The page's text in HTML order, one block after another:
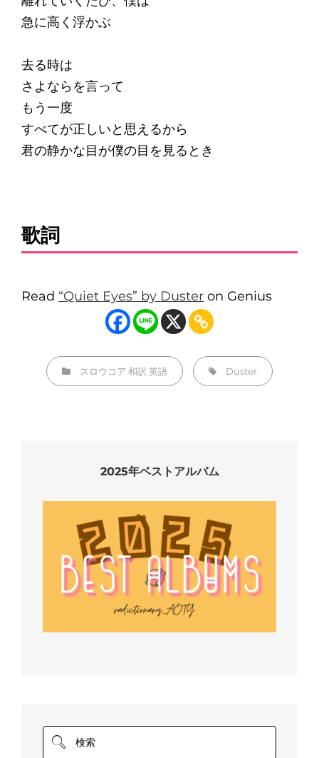
急に高く浮かぶ
去る時は
さよならを言って
もう一度
すべてが正しいと思えるから
君の静かな目が僕の目を見るとき
歌詞
Read “Quiet Eyes” by Duster on Genius
カ
テ
スロウコア 和訳 英語
タ
グ,
Duster
2025年ベストアルバム